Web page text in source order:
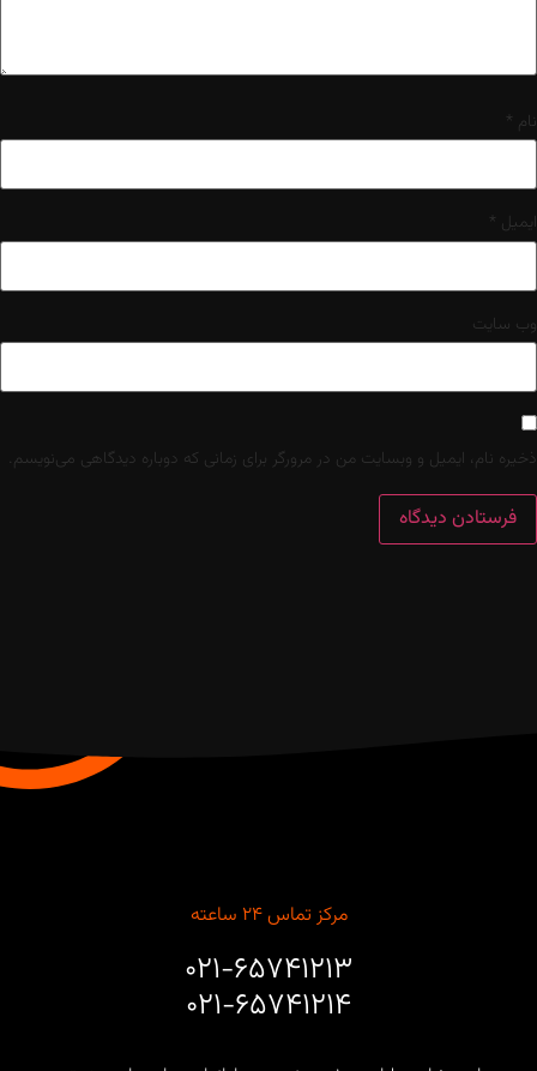
نام *
ایمیل *
وب‌ سایت
ذخیره نام، ایمیل و وبسایت من در مرورگر برای زمانی که دوباره دیدگاهی می‌نویسم.
مرکز تماس ۲۴ ساعته
۰۲۱-۶۵۷۴۱۲۱۳
۰۲۱-۶۵۷۴۱۲۱۴